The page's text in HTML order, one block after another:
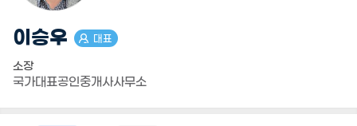
이승우 대표
소장
국가대표공인중개사사무소